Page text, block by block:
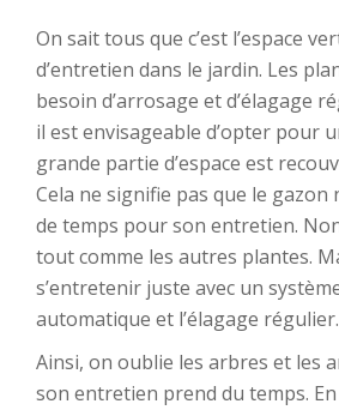
On sait tous que c’est l’espace
d’entretien dans le jardin. Les
besoin d’arrosage et d’élagage
il est envisageable d’opter pour
grande partie d’espace est
Cela ne signifie pas que le gazon
de temps pour son entretien.
tout comme les autres plantes.
s’entretenir juste avec un
automatique et l’élagage régulier.
Ainsi, on oublie les arbres et les
son entretien prend du temps.